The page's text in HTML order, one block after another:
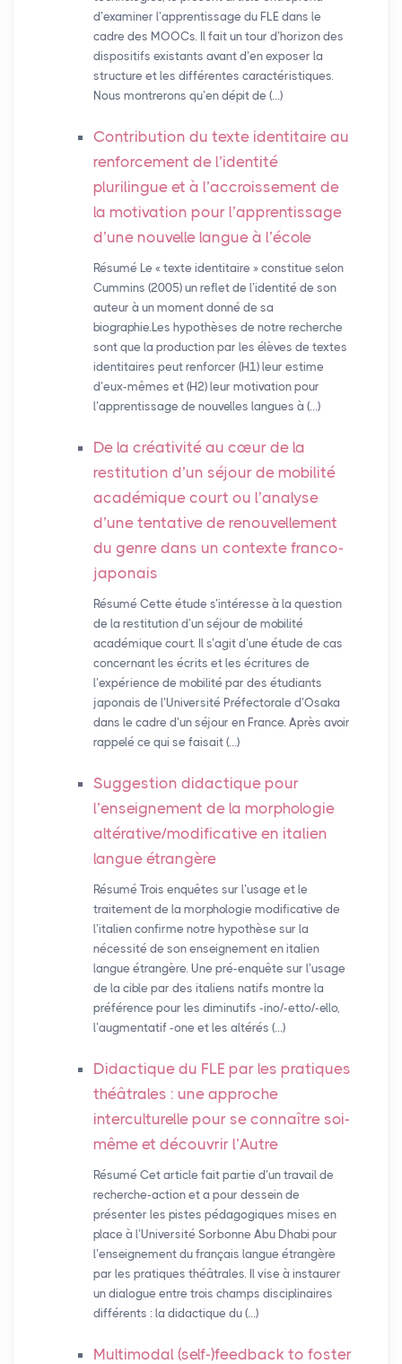
d’examiner l’apprentissage du FLE dans le
cadre des MOOCs. Il fait un tour d’horizon des
dispositifs existants avant d’en exposer la
structure et les différentes caractéristiques.
Nous montrerons qu’en dépit de (…)
Contribution du texte identitaire au
renforcement de l’identité
plurilingue et à l’accroissement de
la motivation pour l’apprentissage
d’une nouvelle langue à l’école
Résumé Le « texte identitaire » constitue selon
Cummins (2005) un reflet de l’identité de son
auteur à un moment donné de sa
biographie.Les hypothèses de notre recherche
sont que la production par les élèves de textes
identitaires peut renforcer (H1) leur estime
d’eux-mêmes et (H2) leur motivation pour
l’apprentissage de nouvelles langues à (…)
De la créativité au cœur de la
restitution d’un séjour de mobilité
académique court ou l’analyse
d’une tentative de renouvellement
du genre dans un contexte franco-
japonais
Résumé Cette étude s’intéresse à la question
de la restitution d’un séjour de mobilité
académique court. Il s’agit d’une étude de cas
concernant les écrits et les écritures de
l’expérience de mobilité par des étudiants
japonais de l’Université Préfectorale d’Osaka
dans le cadre d’un séjour en France. Après avoir
rappelé ce qui se faisait (…)
Suggestion didactique pour
l’enseignement de la morphologie
altérative/modificative en italien
langue étrangère
Résumé Trois enquêtes sur l’usage et le
traitement de la morphologie modificative de
l’italien confirme notre hypothèse sur la
nécessité de son enseignement en italien
langue étrangère. Une pré-enquête sur l’usage
de la cible par des italiens natifs montre la
préférence pour les diminutifs -ino/-etto/-ello,
l’augmentatif -one et les altérés (…)
Didactique du FLE par les pratiques
théâtrales : une approche
interculturelle pour se connaître soi-
même et découvrir l’Autre
Résumé Cet article fait partie d’un travail de
recherche-action et a pour dessein de
présenter les pistes pédagogiques mises en
place à l’Université Sorbonne Abu Dhabi pour
l’enseignement du français langue étrangère
par les pratiques théâtrales. Il vise à instaurer
un dialogue entre trois champs disciplinaires
différents : la didactique du (…)
Multimodal (self-)feedback to foster